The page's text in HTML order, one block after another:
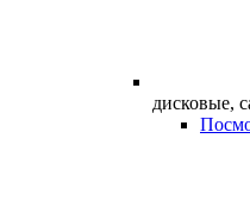
дисковые,